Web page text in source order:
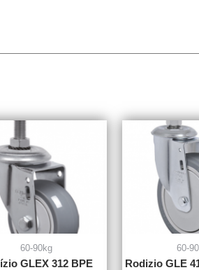
60-90kg
GLEX 312 BPE
60-
Rodizio GLE